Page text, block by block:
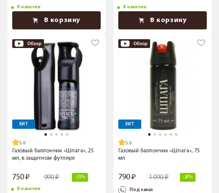
В наличии
В корзину
В наличии
В корзину
ХИТ
5.0
Газовый баллончик «Шпага», 25
мл, в защитном футляре
750 990 -25%
В наличии
ХИТ
5.0
Газовый баллончик «Шпага», 75
мл
790 1 090 -28%
Под заказ